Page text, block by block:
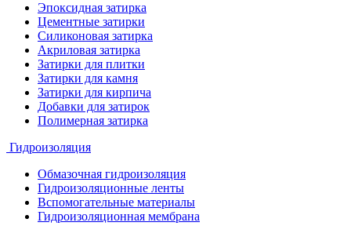
Эпоксидная затирка
Цементные затирки
Силиконовая затирка
Акриловая затирка
Затирки для плитки
Затирки для камня
Затирки для кирпича
Добавки для затирок
Полимерная затирка
Гидроизоляция
Обмазочная гидроизоляция
Гидроизоляционные ленты
Вспомогательные материалы
Гидроизоляционная мембрана